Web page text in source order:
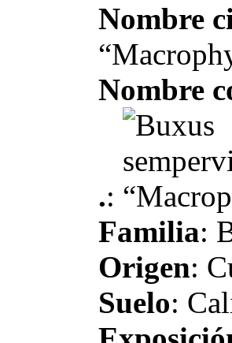
Nombre
Nombre
.:
Familia:
Origen:
Suelo: